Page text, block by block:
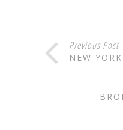
Previous Post
NEW